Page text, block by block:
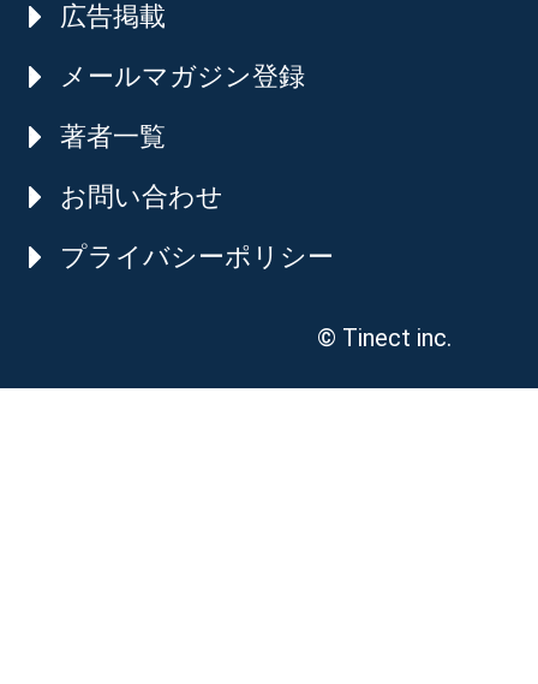
広告掲載
メールマガジン登録
著者一覧
お問い合わせ
プライバシーポリシー
© Tinect inc.